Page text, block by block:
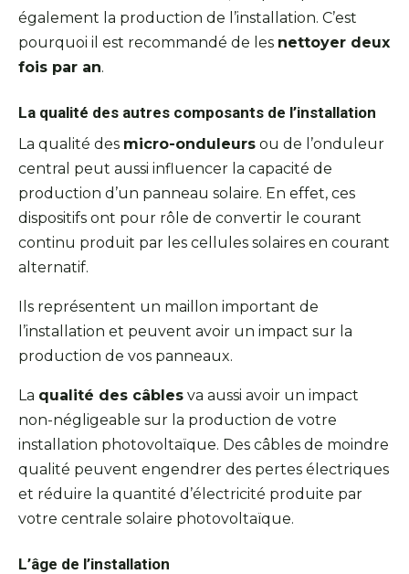
également la production de l’installation. C’est
pourquoi il est recommandé de les nettoyer deux
fois par an.
La qualité des autres composants de l’installation
La qualité des micro-onduleurs ou de l’onduleur
central peut aussi influencer la capacité de
production d’un panneau solaire. En effet, ces
dispositifs ont pour rôle de convertir le courant
continu produit par les cellules solaires en courant
alternatif.
Ils représentent un maillon important de
l’installation et peuvent avoir un impact sur la
production de vos panneaux.
La qualité des câbles va aussi avoir un impact
non-négligeable sur la production de votre
installation photovoltaïque. Des câbles de moindre
qualité peuvent engendrer des pertes électriques
et réduire la quantité d’électricité produite par
votre centrale solaire photovoltaïque.
L’âge de l’installation